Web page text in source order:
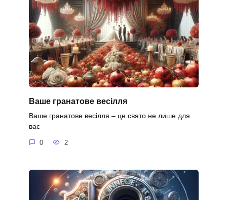
Ваше гранатове весілля
Ваше гранатове весілля – це свято не лише для
вас
0 2